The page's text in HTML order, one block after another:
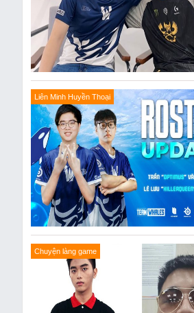
Liên Minh Huyền Thoại
Chuyện làng game